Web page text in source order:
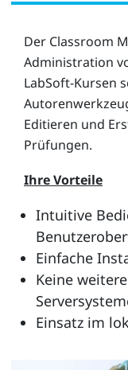
Der Classroom
Administration
LabSoft-Kursen
Editieren und
Prüfungen.
Ihre Vorteile
Intuitive
Einfache
Keine
Einsatz im